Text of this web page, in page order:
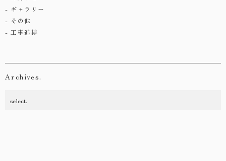
ギャラリー
その他
工事進捗
Archives.